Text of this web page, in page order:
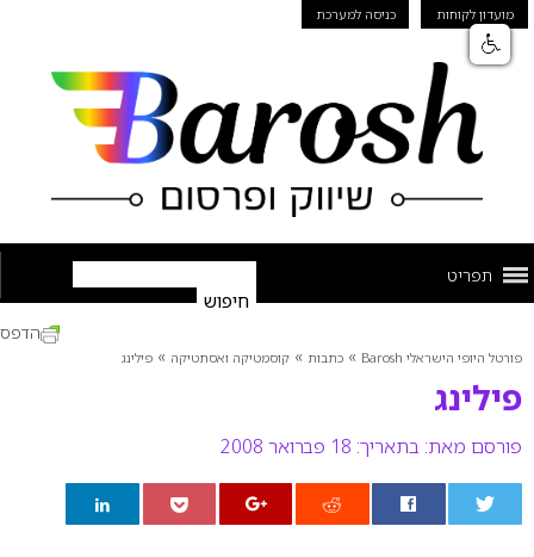
מועדון לקוחות כניסה למערכת
תפריט
פורטל היופי הישראלי Barosh » כתבות » קוסמטיקה ואסתטיקה » פילינג
פילינג
פורסם מאת: בתאריך: 18 פברואר 2008
הדפס